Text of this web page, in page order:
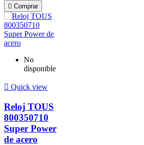
 Comprar
No
disponible
 Quick view
Reloj TOUS
800350710
Super Power
de acero